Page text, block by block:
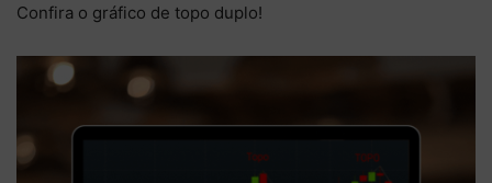
Confira o gráfico de topo duplo!